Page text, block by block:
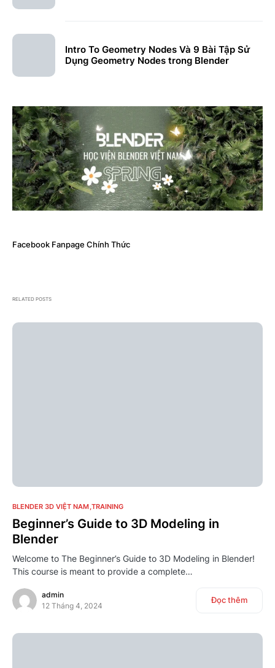
Intro To Geometry Nodes Và 9 Bài Tập Sử
Dụng Geometry Nodes trong Blender
Facebook Fanpage Chính Thức
RELATED POSTS
BLENDER 3D VIỆT NAM TRAINING
Beginner’s Guide to 3D Modeling in
Blender
Welcome to The Beginner’s Guide to 3D Modeling in Blender!
This course is meant to provide a complete…
admin
12 Tháng 4, 2024
Đọc thêm